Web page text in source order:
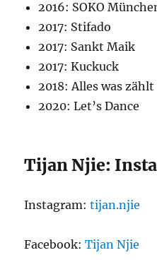
2016: SOKO
2017: Stifado
2017: Sankt Maik
2017: Kuckuck
2018: Alles was zählt
2020: Let’s Dance
Tijan Njie:
Instagram:tijan.njie
Facebook:Tijan Njie